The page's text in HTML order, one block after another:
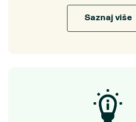
Saznaj više